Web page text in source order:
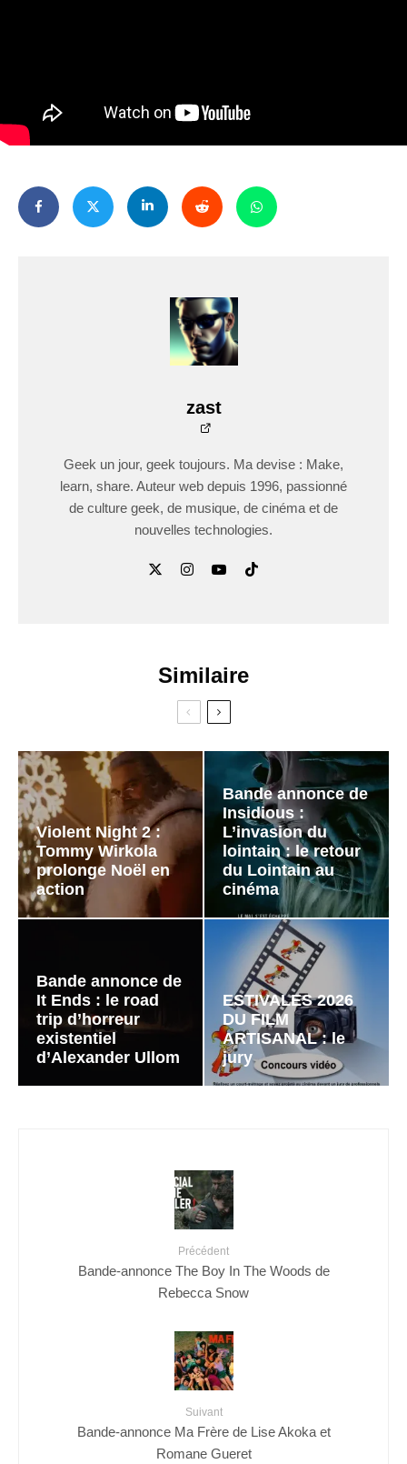
zast
Geek un jour, geek toujours. Ma devise : Make,
learn, share. Auteur web depuis 1996, passionné
de culture geek, de musique, de cinéma et de
nouvelles technologies.
Similaire
Violent Night 2 :
Tommy Wirkola
prolonge Noël en
action
Bande annonce de
Insidious :
L’invasion du
lointain : le retour
du Lointain au
cinéma
Bande annonce de
It Ends : le road
trip d’horreur
existentiel
d’Alexander Ullom
ESTIVALES 2026
DU FILM
ARTISANAL : le
jury
Précédent
Bande-annonce The Boy In The Woods de
Rebecca Snow
Suivant
Bande-annonce Ma Frère de Lise Akoka et
Romane Gueret